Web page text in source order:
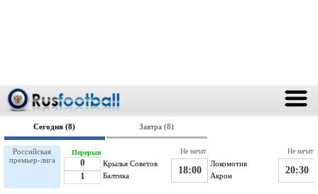
Сегодня (8) Завтра (8)
Российская
премьер-лига
Крылья Советов
0
1
Балтика
Перерыв
Локомотив
18:00 Акрон
Не начат
20:30
Не начат